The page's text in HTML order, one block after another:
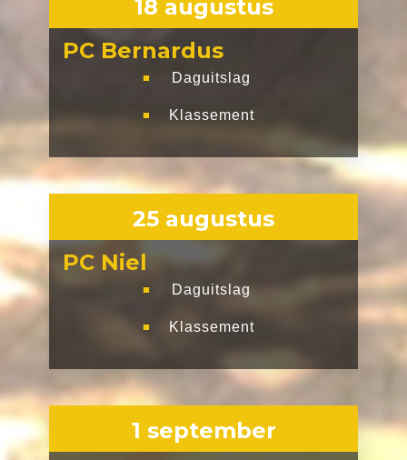
18 augustus
PC Bernardus
■ Daguitslag
■ Klassement
25 augustus
PC Niel
■ Daguitslag
■ Klassement
1 september